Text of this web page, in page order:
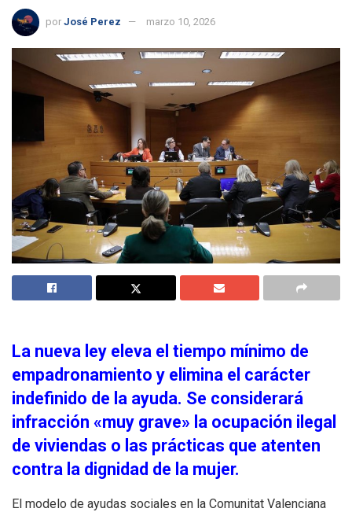
por José Perez marzo 10, 2026
La nueva ley eleva el tiempo mínimo de
empadronamiento y elimina el carácter
indefinido de la ayuda. Se considerará
infracción «muy grave» la ocupación ilegal
de viviendas o las prácticas que atenten
contra la dignidad de la mujer.
El modelo de ayudas sociales en la Comunitat Valenciana